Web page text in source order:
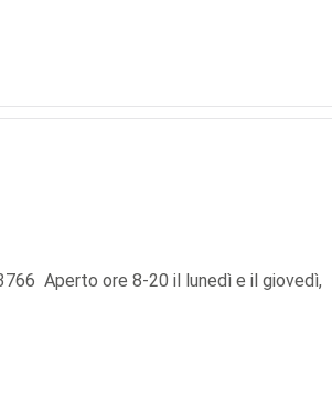
Aperto ore 8-20 il lunedì e il giovedì,